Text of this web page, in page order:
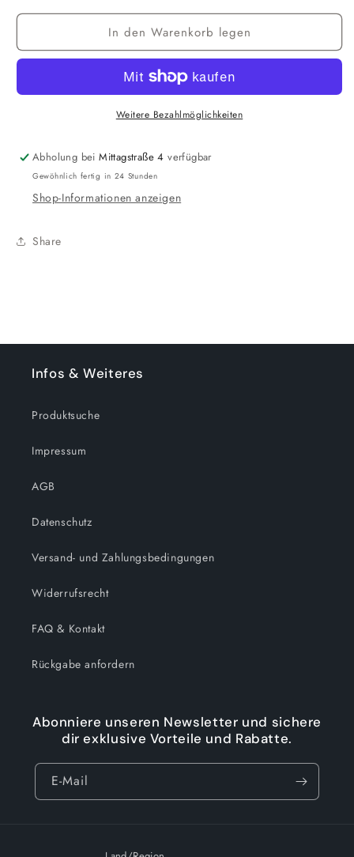
Menge
PhatMojo
Grow
Plüsch
inkl.
DLC-
Menge
für
PhatMojo
Roblox:
Grow
a
Mystery
Plüsch
inkl.
DLC-
In den Warenkorb legen
Weitere Bezahlmöglichkeiten
Abholung beiMittagstraße 4 verfügbar
Gewöhnlich fertig in 24 Stunden
Shop-Informationen anzeigen
Share
Infos & Weiteres
Produktsuche
Impressum
AGB
Datenschutz
Versand- und Zahlungsbedingungen
Widerrufsrecht
FAQ & Kontakt
Rückgabe anfordern
Abonniere unseren Newsletter und sichere
dir exklusive Vorteile und Rabatte.
E-Mail